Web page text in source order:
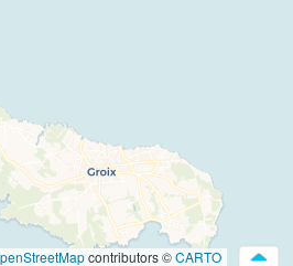
contributors ©CARTO